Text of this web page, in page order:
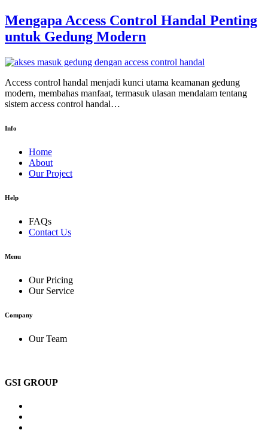
Mengapa Access Control Handal Penting
untuk Gedung Modern
Access control handal menjadi kunci utama keamanan gedung
modern, membahas manfaat, termasuk ulasan mendalam tentang
sistem access control handal…
Info
Home
About
Our Project
Help
FAQs
Contact Us
Menu
Our Pricing
Our Service
Company
Our Team
GSI GROUP